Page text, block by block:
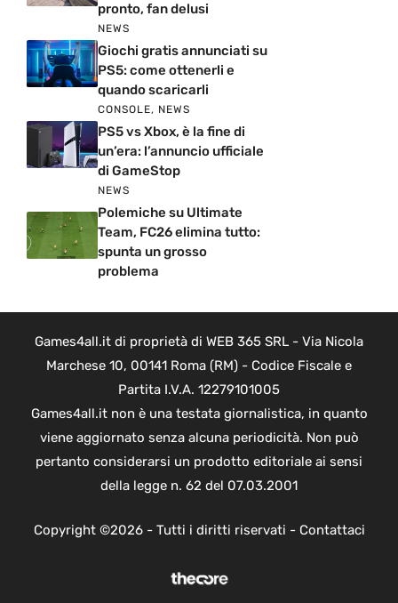
pronto, fan delusi
NEWS
Giochi gratis annunciati su
PS5: come ottenerli e
quando scaricarli
CONSOLE, NEWS
PS5 vs Xbox, è la fine di
un’era: l’annuncio ufficiale
di GameStop
NEWS
Polemiche su Ultimate
Team, FC26 elimina tutto:
spunta un grosso
problema
Games4all.it di proprietà di WEB 365 SRL - Via Nicola
Marchese 10, 00141 Roma (RM) - Codice Fiscale e
Partita I.V.A. 12279101005
Games4all.it non è una testata giornalistica, in quanto
viene aggiornato senza alcuna periodicità. Non può
pertanto considerarsi un prodotto editoriale ai sensi
della legge n. 62 del 07.03.2001
Copyright ©2026 - Tutti i diritti riservati - Contattaci